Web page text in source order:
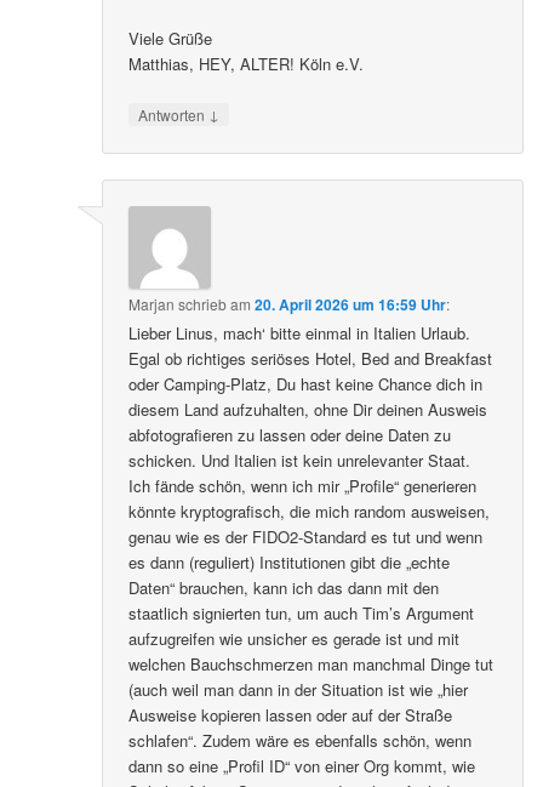
Viele Grüße
Matthias, HEY, ALTER! Köln e.V.
Antworten ↓
Marjan schriebam20. April 2026 um 16:59 Uhr:
Lieber Linus, mach‘ bitte einmal in Italien Urlaub.
Egal ob richtiges seriöses Hotel, Bed and Breakfast
oder Camping-Platz, Du hast keine Chance dich in
diesem Land aufzuhalten, ohne Dir deinen Ausweis
abfotografieren zu lassen oder deine Daten zu
schicken. Und Italien ist kein unrelevanter Staat.
Ich fände schön, wenn ich mir „Profile“ generieren
könnte kryptografisch, die mich random ausweisen,
genau wie es der FIDO2-Standard es tut und wenn
es dann (reguliert) Institutionen gibt die „echte
Daten“ brauchen, kann ich das dann mit den
staatlich signierten tun, um auch Tim’s Argument
aufzugreifen wie unsicher es gerade ist und mit
welchen Bauchschmerzen man manchmal Dinge tut
(auch weil man dann in der Situation ist wie „hier
Ausweise kopieren lassen oder auf der Straße
schlafen“. Zudem wäre es ebenfalls schön, wenn
dann so eine „Profil ID“ von einer Org kommt, wie